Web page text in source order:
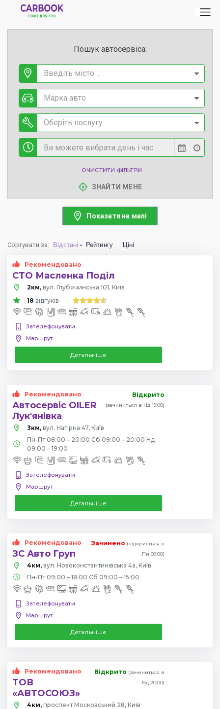
Пошук автосервіса:
Введіть місто ...
Марка авто
Оберіть послугу
ОЧИСТИТИ ФІЛЬТРИ
ЗНАЙТИ МЕНЕ
Показати на мапі
Сортувати за: Відстані Рейтингу Ціні
Рекомендовано
СТО Масленка Поділ
2км, вул. Глубочинська 101, Київ
18 відгуків
Зателефонувати
Маршрут
Детальніше
Рекомендовано
Автосервіс OILER
Лук'янівка
Відкрито
(зачиниться в Нд 19:00)
3км, вул. Нагірна 47, Київ
Пн-Пт 08:00 – 20:00 Сб 09:00 – 20:00 Нд
09:00 – 19:00
Зателефонувати
Маршрут
Детальніше
Рекомендовано
ЗС Авто Груп
Зачинено (відкриється в
Пн 09:00)
4км, вул. Новоконстантинівська 4а, Київ
Пн-Пт 09:00 – 18:00 Сб 09:00 – 15:00
Зателефонувати
Маршрут
Детальніше
Рекомендовано
ТОВ
«АВТОСОЮЗ»
Відкрито (зачиниться в
Нд 20:00)
4км, проспект Московський 28, Київ